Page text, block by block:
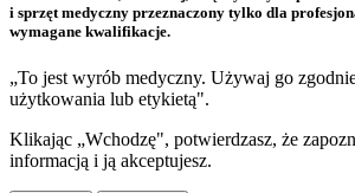
i sprzęt medyczny przeznaczony tylko dla
wymagane kwalifikacje.
„To jest wyrób medyczny. Używaj go
użytkowania lub etykietą".
Klikając „Wchodzę", potwierdzasz, że
informacją i ją akceptujesz.